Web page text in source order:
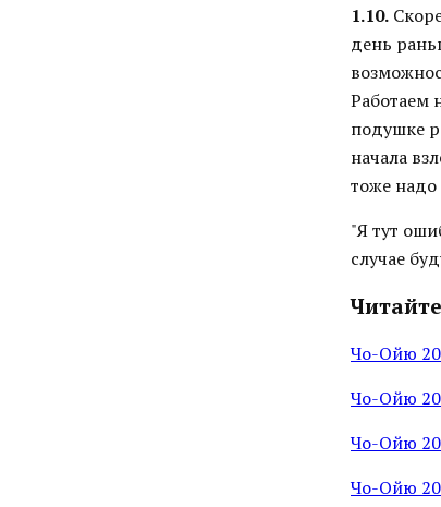
1.10.
день
Работаем
подушке
начала
тоже
"Я тут
случае
Чо-Ойю
Чо-Ойю
Чо-Ойю
Чо-Ойю